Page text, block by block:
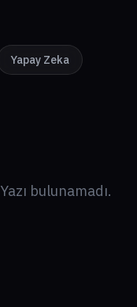
Yapay Zeka
Yazı bulunamadı.